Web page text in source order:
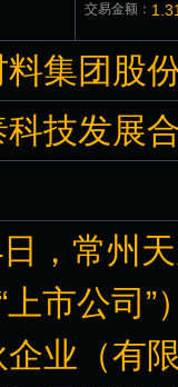
交易金额：
集团股
技发展
，常州
上市公司
业（有